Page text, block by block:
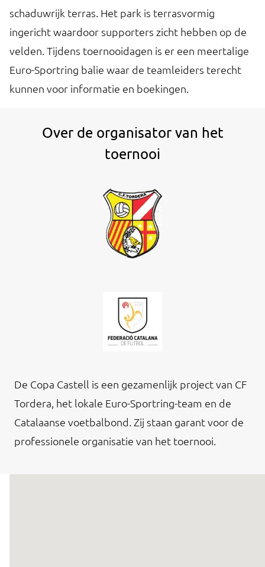
schaduwrijk terras. Het park is terrasvormig
ingericht waardoor supporters zicht hebben op de
velden. Tijdens toernooidagen is er een meertalige
Euro-Sportring balie waar de teamleiders terecht
kunnen voor informatie en boekingen.
Over de organisator van het
toernooi
De Copa Castell is een gezamenlijk project van CF
Tordera, het lokale Euro-Sportring-team en de
Catalaanse voetbalbond. Zij staan garant voor de
professionele organisatie van het toernooi.